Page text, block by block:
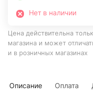
Нет в наличии
Цена действительна
магазина и может
и в розничных магазинах
Описание Оплата